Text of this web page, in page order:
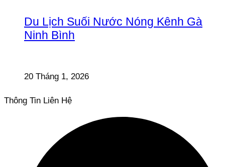
Du Lịch Suối Nước Nóng Kênh Gà
Ninh Bình
20 Tháng 1, 2026
Thông Tin Liên Hệ